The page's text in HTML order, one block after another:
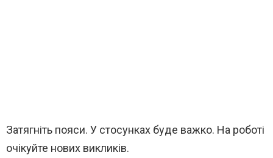
Затягніть пояси. У стосунках буде важко. На роботі
очікуйте нових викликів.